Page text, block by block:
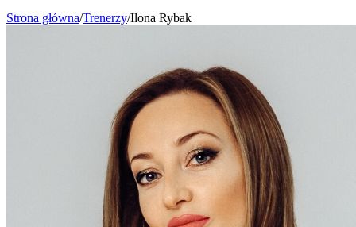
Strona główna/Trenerzy/Ilona Rybak